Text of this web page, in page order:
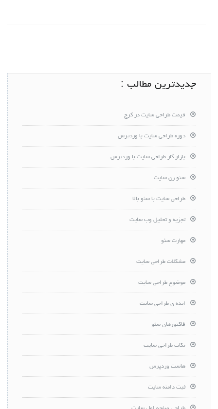
جدیدترین مطالب :
قیمت طراحی سایت در کرج
دوره طراحی سایت با وردپرس
بازار کار طراحی سایت با وردپرس
سئو زن سایت
طراحی سایت با سئو بالا
تجزیه و تحلیل وب سایت
مهارت سئو
مشکلات طراحی سایت
موضوع طراحی سایت
ایده ی طراحی سایت
فاکتورهای سئو
نکات طراحی سایت
هاست وردپرس
ثبت دامنه سایت